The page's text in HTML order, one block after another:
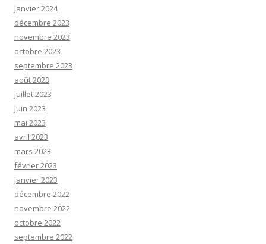
janvier 2024
décembre 2023
novembre 2023
octobre 2023
septembre 2023
août 2023
juillet 2023
juin 2023
mai 2023
avril 2023
mars 2023
février 2023
janvier 2023
décembre 2022
novembre 2022
octobre 2022
septembre 2022